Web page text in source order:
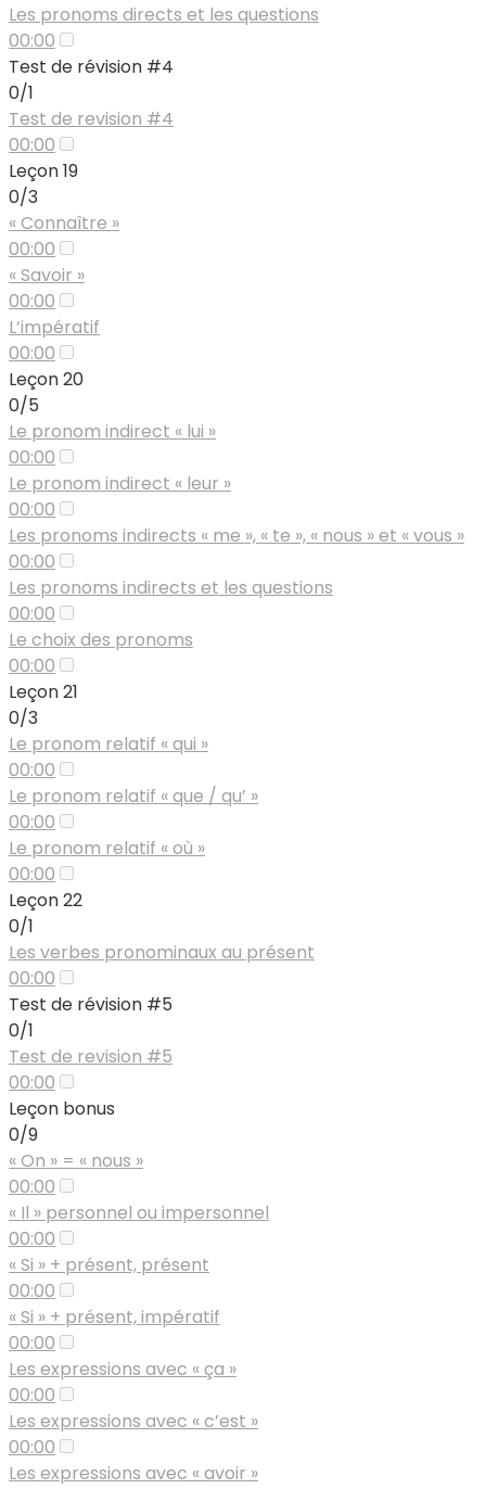
Les pronoms directs et les questions
00:00
Test de révision #4
0/1
Test de revision #4
00:00
Leçon 19
0/3
« Connaître »
00:00
« Savoir »
00:00
L’impératif
00:00
Leçon 20
0/5
Le pronom indirect « lui »
00:00
Le pronom indirect « leur »
00:00
Les pronoms indirects « me », « te », « nous » et « vous »
00:00
Les pronoms indirects et les questions
00:00
Le choix des pronoms
00:00
Leçon 21
0/3
Le pronom relatif « qui »
00:00
Le pronom relatif « que / qu’ »
00:00
Le pronom relatif « où »
00:00
Leçon 22
0/1
Les verbes pronominaux au présent
00:00
Test de révision #5
0/1
Test de revision #5
00:00
Leçon bonus
0/9
« On » = « nous »
00:00
« Il » personnel ou impersonnel
00:00
« Si » + présent, présent
00:00
« Si » + présent, impératif
00:00
Les expressions avec « ça »
00:00
Les expressions avec « c’est »
00:00
Les expressions avec « avoir »